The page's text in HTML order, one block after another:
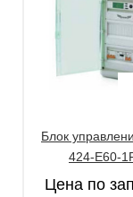
Блок
424-E60-
Цена по